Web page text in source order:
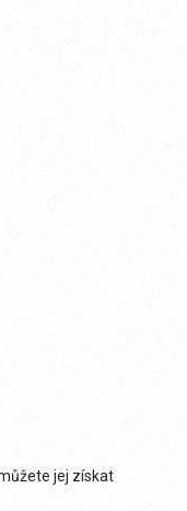
jej získat